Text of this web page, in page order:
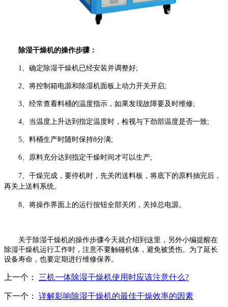
除湿干燥机的操作步骤：
1、确定除湿干燥机已经安装并调整好;
2、将控制箱电源和除湿机面板上动力开关开启;
3、经常查看料桶的温度指示，如果发现故障要及时维修;
4、当温度上升达到指定温度时，检视与下劲部温度是否一致;
5、料桶生产时随时保持8分满;
6、原料充分达到指定干燥时间才可以生产;
7、干燥完成，要停机时，先关闭送料板，将底下的原料抽完后，
再关上送料系统。
8、将操作界面上的运行按钮全部关闭，关掉总电源。
关于除湿干燥机的操作步骤今天就介绍到这里，另外小编提醒在
除湿干燥机运行工作时，注意不要触碰机体，避免被烫伤。为了延长
设备寿命，也要定期进行维修保养。
上一个： 三机一体除湿干燥机使用时应该注意什么?
下一个： 详解影响除湿干燥机的最佳干燥效率的因素​